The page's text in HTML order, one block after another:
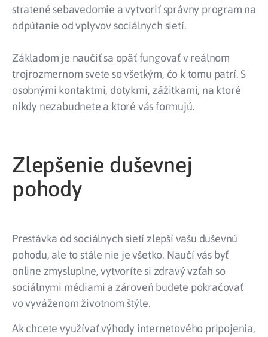
stratené sebavedomie a vytvoriť správny program na
odpútanie od vplyvov sociálnych sietí.
Základom je naučiť sa opäť fungovať v reálnom
trojrozmernom svete so všetkým, čo k tomu patrí. S
osobnými kontaktmi, dotykmi, zážitkami, na ktoré
nikdy nezabudnete a ktoré vás formujú.
Zlepšenie duševnej
pohody
Prestávka od sociálnych sietí zlepší vašu duševnú
pohodu, ale to stále nie je všetko. Naučí vás byť
online zmysluplne, vytvoríte si zdravý vzťah so
sociálnymi médiami a zároveň budete pokračovať
vo vyváženom životnom štýle.
Ak chcete využívať výhody internetového pripojenia,